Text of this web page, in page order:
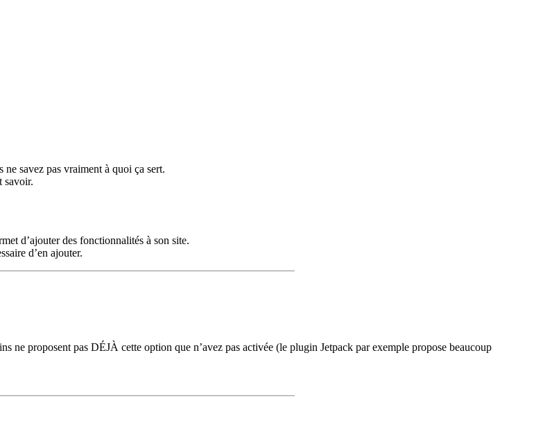
savez pas vraiment à quoi ça sert.
savoir.
d’ajouter des fonctionnalités à son site.
d’en ajouter.
proposent pas DÉJÀ cette option que n’avez pas activée (le plugin Jetpack par exemple propose beaucoup